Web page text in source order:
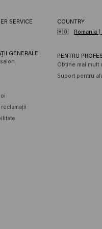
SERVICE
GENERALE
COUNTRY
🇷🇴
Romania |
PENTRU
Obține mai mult
Suport pentru